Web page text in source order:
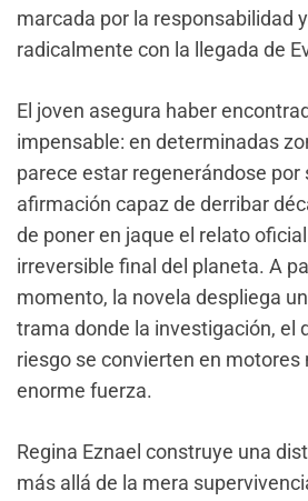
marcada por la responsabilidad
radicalmente con la llegada de
El joven asegura haber
impensable: en determinadas
parece estar regenerándose por
afirmación capaz de derribar
de poner en jaque el relato oficial
irreversible final del planeta. A
momento, la novela despliega
trama donde la investigación, el
riesgo se convierten en motores
enorme fuerza.
Regina Eznael construye una
más allá de la mera